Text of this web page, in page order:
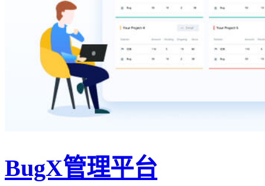
BugX管理平台